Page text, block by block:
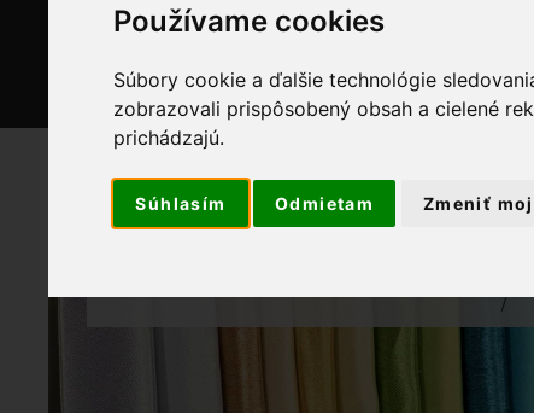
Používame cookies
Súbory cookie a ďalšie technológie
zobrazovali prispôsobený obsah a cielené
prichádzajú.
Súhlasím Odmietam Zmeniť